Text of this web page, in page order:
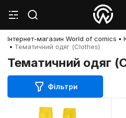
Інтернет-магазин World of comics
Тематичний одяг (Clothes)
Тематичний одяг
Фільтри